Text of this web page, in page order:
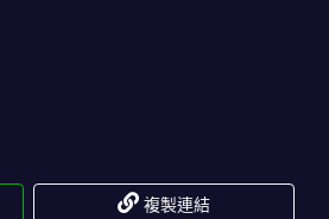
複製連結